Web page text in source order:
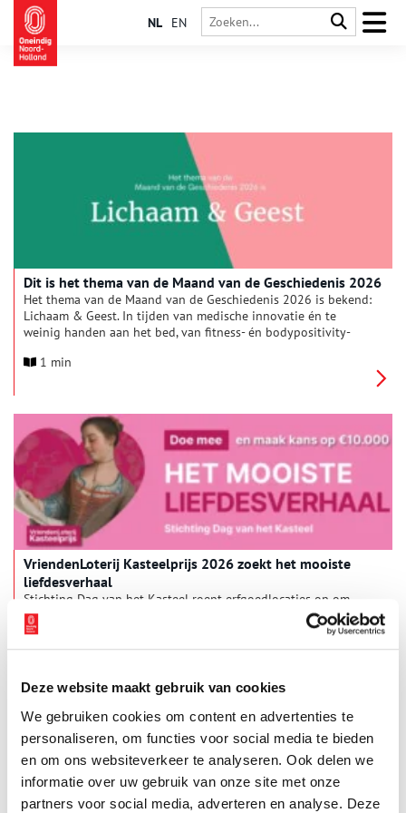
Deze website maakt gebruik van cookies
We gebruiken cookies om content en advertenties te
personaliseren, om functies voor social media te bieden
en om ons websiteverkeer te analyseren. Ook delen we
informatie over uw gebruik van onze site met onze
partners voor social media, adverteren en analyse. Deze
NL EN
Dit is het thema van de Maand van de Geschiedenis 2026
Het thema van de Maand van de Geschiedenis 2026 is bekend:
Lichaam & Geest. In tijden van medische innovatie én te
weinig handen aan het bed, van fitness- én bodypositivity-
vroeger naar de fysieke en de psychische mens?
1 min
VriendenLoterij Kasteelprijs 2026 zoekt het mooiste
liefdesverhaal
Stichting Dag van het Kasteel roept erfgoedlocaties op om
hun meest bijzondere liefdesverhaal te delen voor de
VriendenLoterij Kasteelprijs 2026. De drie beste inzendingen
maken kans op prijzen van €10.000, €5.000 en €2.500. De
VriendenLoterij. Romantische relaties, verstandshuwelijken,
verboden affaires, onverwachte vriendschappen en
onvoorwaardelijke liefde: kastelen, buitenplaatsen en
landgoederen vormen al eeuwenlang het decor van menselijke
verbondenheid. Met het thema ‘Het mooiste liefdesverhaal’ zet
de VriendenLoterij Kasteelprijs deze intermenselijke verhalen
centraal.